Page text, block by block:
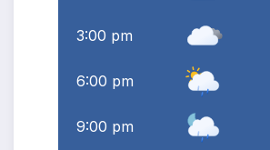
3:00 pm
6:00 pm
9:00 pm